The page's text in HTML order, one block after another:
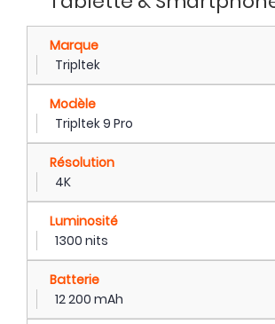
Marque
Tripltek
Modèle
Tripltek 9 Pro
Résolution
4K
Luminosité
1300 nits
Batterie
12 200 mAh